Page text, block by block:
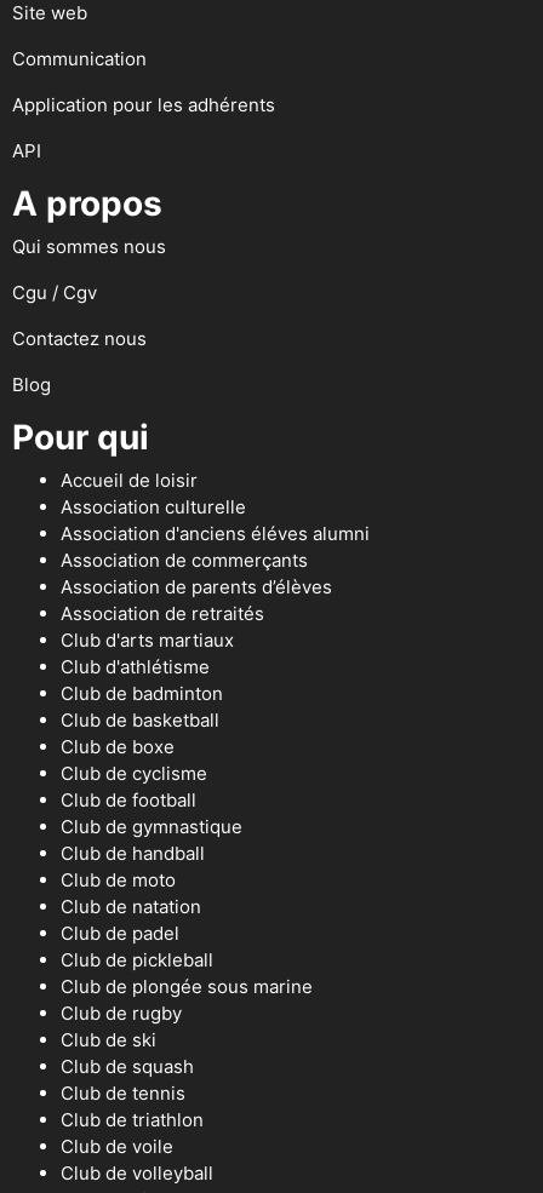
Site web
Communication
Application pour les adhérents
API
A propos
Qui sommes nous
Cgu / Cgv
Contactez nous
Blog
Pour qui
Accueil de loisir
Association culturelle
Association d'anciens éléves alumni
Association de commerçants
Association de parents d’élèves
Association de retraités
Club d'arts martiaux
Club d'athlétisme
Club de badminton
Club de basketball
Club de boxe
Club de cyclisme
Club de football
Club de gymnastique
Club de handball
Club de moto
Club de natation
Club de padel
Club de pickleball
Club de plongée sous marine
Club de rugby
Club de ski
Club de squash
Club de tennis
Club de triathlon
Club de voile
Club de volleyball